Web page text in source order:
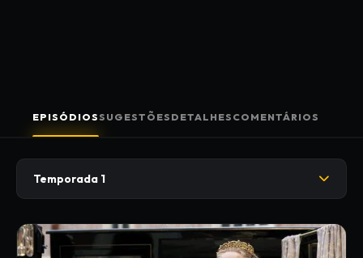
EPISÓDIOSSUGESTÕES DETALHES COMENTÁRIOS
Temporada 1